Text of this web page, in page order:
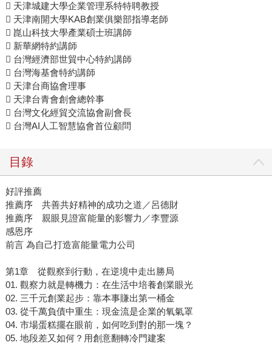
 天津城建大學企業管理系特特聘教授
 天津南開大學KAB創業俱樂部指導老師
 崑山科技大學產業碩士班講師
 新華網特約講師
 台灣經濟部世貿中心特約講師
 台灣海基會特約講師
 天津台商協會理事
 天津台青會創會總幹事
 台灣文化經貿交流協會副會長
 台灣AI人工智慧協會首位顧問
目錄
好評推薦
推薦序 共善共好精神的成功之道／呂德財
推薦序 親眼見證富能量的影響力／李豐源
感恩序
前言 為自己打造富能量電力公司
第1章 從觀察到行動，在逆境中走出勝局
01. 觀察力就是轉機力：在生活中培養創業眼光
02. 三千元創業起步：靠本事賺出第一桶金
03. 從千萬負債中重生：現金流是企業的氧氣罩
04. 市場蛋糕擺在眼前，如何吃到對的那一塊？
05. 地段差又如何？用創意翻轉冷門建案